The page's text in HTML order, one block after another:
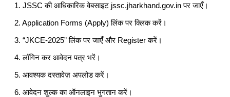
1. JSSC की आधिकारिक वेबसाइट jssc.jharkhand.gov.in पर जाएँ।
2. Application Forms (Apply) लिंक पर क्लिक करें।
3. “JKCE-2025” लिंक पर जाएँ और Register करें।
4. लॉगिन कर आवेदन पत्र भरें।
5. आवश्यक दस्तावेज़ अपलोड करें।
6. आवेदन शुल्क का ऑनलाइन भुगतान करें।